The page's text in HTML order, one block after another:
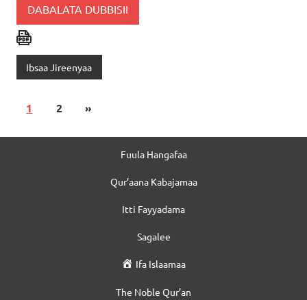
DABALATA DUBBISII
Ibsaa Jireenyaa
1 2 »
Fuula Hangafaa
Qur’aana Kabajamaa
Itti Fayyadama
Sagalee
Ifa Islaamaa
The Noble Qur’an